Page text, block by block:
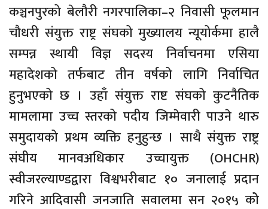
कञ्चनपुरको बेलौरी नगरपालिका–२ निवासी फूलमान
चौधरी संयुक्त राष्ट्र संघको मुख्यालय न्यूयोर्कमा हालै
सम्पन्न स्थायी विज्ञ सदस्य निर्वाचनमा एसिया
महादेशको तर्फबाट तीन वर्षको लागि निर्वाचित
हुनुभएको छ । उहाँ संयुक्त राष्ट संघको कुटनैतिक
मामलामा उच्च स्तरको पदीय जिम्मेवारी पाउने थारु
समुदायको प्रथम व्यक्ति हनुहुन्छ । साथै संयुक्त राष्ट्र
संघीय मानवअधिकार उच्चायुक्त (OHCHR)
स्वीजरल्याण्डद्वारा विश्वभरीबाट १० जनालाई प्रदान
गरिने आदिवासी जनजाति सवालमा सन २०१५ कोे